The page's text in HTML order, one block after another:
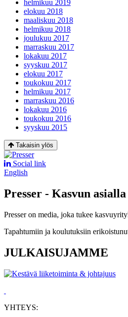
helmikuu 2019
elokuu 2018
maaliskuu 2018
helmikuu 2018
joulukuu 2017
marraskuu 2017
lokakuu 2017
syyskuu 2017
elokuu 2017
toukokuu 2017
helmikuu 2017
marraskuu 2016
lokakuu 2016
toukokuu 2016
syyskuu 2015
Takaisin ylös
Social link
English
Presser - Kasvun asialla
Presser on media, joka tukee
Tapahtumiin ja koulutuksiin
JULKAISUJAMME
YHTEYS: